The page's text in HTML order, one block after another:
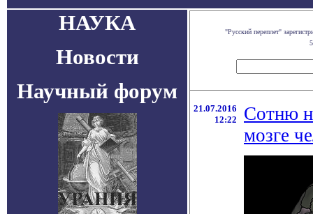
НАУКА
Новости
Научный форум
"Русский переплет"
21.07.2016
12:22
Сотню
мозге